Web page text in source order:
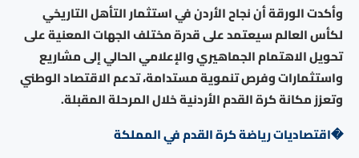
وأكدت الورقة أن نجاح الأردن في استثمار التأهل التاريخي
لكأس العالم سيعتمد على قدرة مختلف الجهات المعنية على
تحويل الاهتمام الجماهيري والإعلامي الحالي إلى مشاريع
واستثمارات وفرص تنموية مستدامة، تدعم الاقتصاد الوطني
وتعزز مكانة كرة القدم الأردنية خلال المرحلة المقبلة.
�اقتصاديات رياضة كرة القدم في المملكة